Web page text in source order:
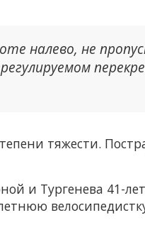
налево, не
тяжести.
и Тургенева 41-